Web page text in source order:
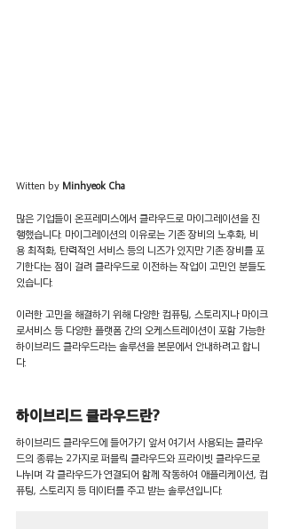
Witten by Minhyeok Cha
많은 기업들이 온프레미스에서 클라우드로 마이그레이션을 진
행했습니다. 마이그레이션의 이유로는 기존 장비의 노후화, 비
용 최적화, 탄력적인 서비스 등의 니즈가 있지만 기존 장비를 포
기한다는 점이 걸려 클라우드로 이전하는 작업이 고민인 분들도
있습니다.
이러한 고민을 해결하기 위해 다양한 컴퓨팅, 스토리지나 마이크
로서비스 등 다양한 플랫폼 간의 오케스트레이션이 포함 가능한
하이브리드 클라우드라는 솔루션을 본문에서 안내하려고 합니
다.
하이브리드 클라우드란?
하이브리드 클라우드에 들어가기 앞서 여기서 사용되는 클라우
드의 종류는 2가지로 퍼블릭 클라우드와 프라이빗 클라우드로
나뉘며 각 클라우드가 연결되어 함께 작동하여 애플리케이션, 컴
퓨팅, 스토리지 등 데이터를 주고 받는 솔루션입니다.